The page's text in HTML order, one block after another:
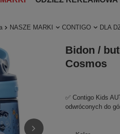
NASZE MARKI CONTIGO DLA
Bidon /
Cosmos
✅ Contigo Kids
odwróconych do